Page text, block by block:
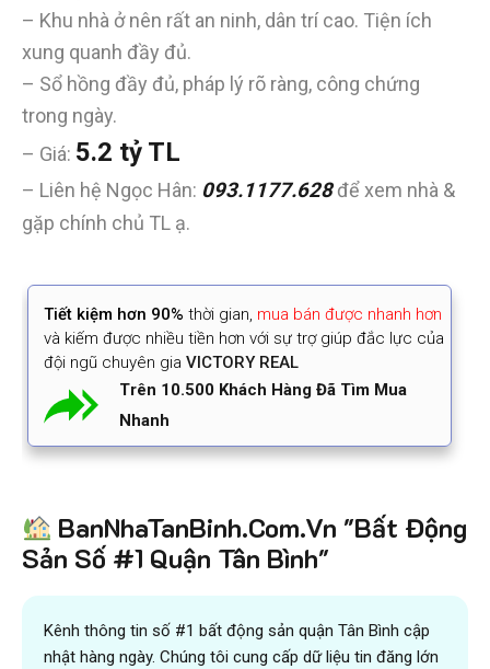
– Khu nhà ở nên rất an ninh, dân trí cao. Tiện ích
xung quanh đầy đủ.
– Sổ hồng đầy đủ, pháp lý rõ ràng, công chứng
trong ngày.
– Giá: 5.2 tỷ TL
– Liên hệ Ngọc Hân: 093.1177.628để xem nhà &
gặp chính chủ TL ạ.
Tiết kiệm hơn 90% thời gian, mua bán được nhanh hơn
và kiếm được nhiều tiền hơn với sự trợ giúp đắc lực của
đội ngũ chuyên gia VICTORY REAL
Trên 10.500 Khách Hàng Đã Tìm Mua
Nhanh
BanNhaTanBinh.Com.Vn "Bất Động
Sản Số #1 Quận Tân Bình"
Kênh thông tin số #1 bất động sản quận Tân Bình cập
nhật hàng ngày. Chúng tôi cung cấp dữ liệu tin đăng lớn